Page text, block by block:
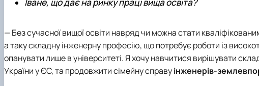
Іване, що дає на ринку праці вища освіта?
— Без сучасної вищої освіти навряд чи можна стати
а таку складну інженерну професію, що потребує роботи із
опанувати лише в університеті. Я хочу навчитися вирішувати
України у ЄС, та продовжити сімейну справуінженерів-